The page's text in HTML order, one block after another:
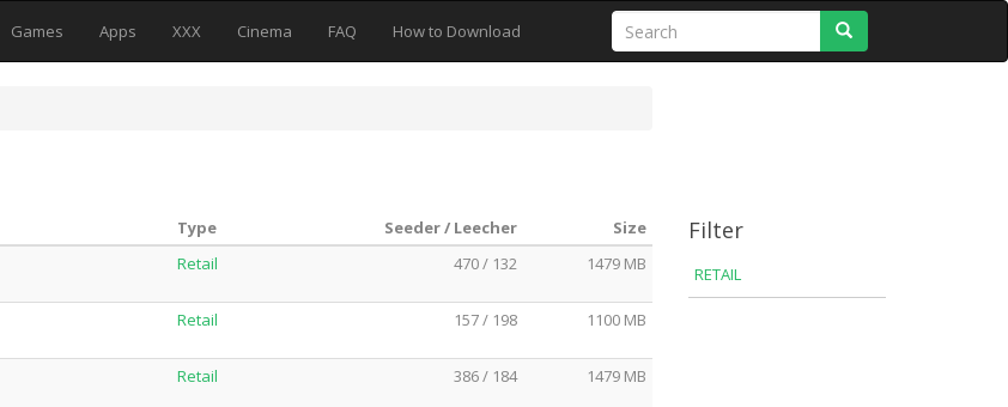
Games Apps XXX Cinema FAQ How to Download
Type Seeder / Leecher
Size
Retail 470 / 132 1479 MB
Retail 157 / 198 1100 MB
Retail 386 / 184 1479 MB
Filter
RETAIL